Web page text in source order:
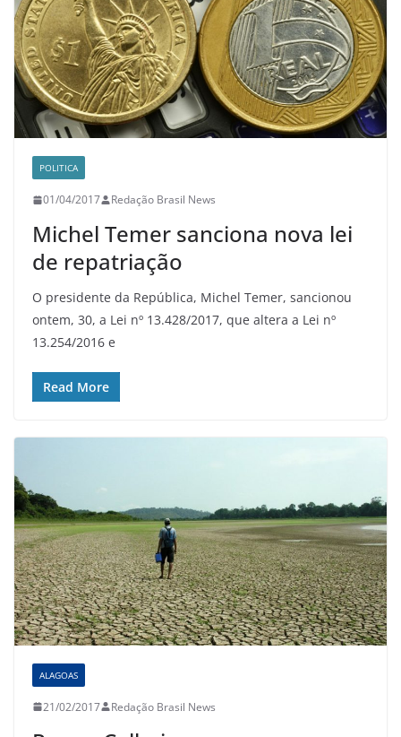
POLITICA
01/04/2017 Redação Brasil News
Michel Temer sanciona nova lei
de repatriação
O presidente da República, Michel Temer, sancionou
ontem, 30, a Lei nº 13.428/2017, que altera a Lei nº
13.254/2016 e
Read More
ALAGOAS
21/02/2017 Redação Brasil News